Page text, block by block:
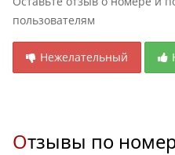
пользователям
Нежелательный
Отзывы по